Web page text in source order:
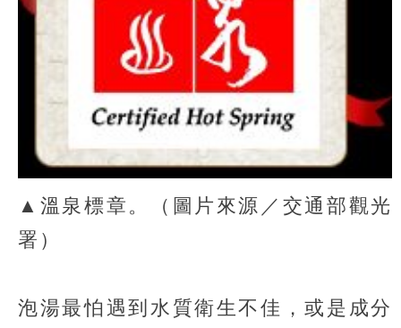
▲溫泉標章。（圖片來源／交通部觀光
署）
泡湯最怕遇到水質衛生不佳，或是成分